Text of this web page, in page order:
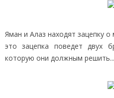
Яман и Алаз находят зацепку
это зацепка поведет двух
которую они должным решить...